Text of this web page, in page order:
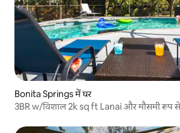
Bonita Springs में घर
3BR w/विशाल 2k sq ft Lanai और मौसमी रूप